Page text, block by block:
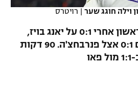
וילה חוגג שער | רויטרס
הצרפתים במקום הראשון אחרי 0:1 על יאנג בויז,
סאנצ'ו סידר לאנגלים 0:1 אצל פנרבחצ'ה. 90 דקות